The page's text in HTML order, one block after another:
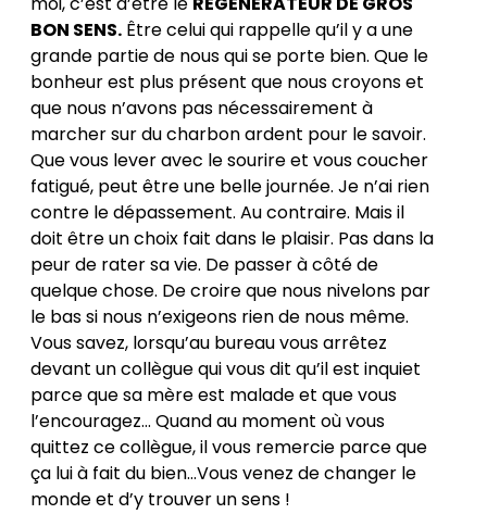
BON SENS. Être celui qui rappelle qu’il y a une
grande partie de nous qui se porte bien. Que le
bonheur est plus présent que nous croyons et
que nous n’avons pas nécessairement à
marcher sur du charbon ardent pour le savoir.
Que vous lever avec le sourire et vous coucher
fatigué, peut être une belle journée. Je n’ai rien
contre le dépassement. Au contraire. Mais il
doit être un choix fait dans le plaisir. Pas dans la
peur de rater sa vie. De passer à côté de
quelque chose. De croire que nous nivelons par
le bas si nous n’exigeons rien de nous même.
Vous savez, lorsqu’au bureau vous arrêtez
devant un collègue qui vous dit qu’il est inquiet
parce que sa mère est malade et que vous
l’encouragez... Quand au moment où vous
quittez ce collègue, il vous remercie parce que
ça lui à fait du bien…Vous venez de changer le
monde et d’y trouver un sens !